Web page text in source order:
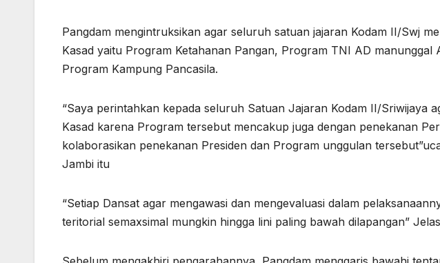
Pangdam mengintruksikan agar seluruh satuan jajaran Kodam II/Swj
Kasad yaitu Program Ketahanan Pangan, Program TNI AD
Program Kampung Pancasila.
“Saya perintahkan kepada seluruh Satuan Jajaran Kodam II/Sriwijaya
Kasad karena Program tersebut mencakup juga dengan penekanan
kolaborasikan penekanan Presiden dan Program unggulan
Jambi itu
“Setiap Dansat agar mengawasi dan mengevaluasi dalam
teritorial semaxsimal mungkin hingga lini paling bawah dilapangan”